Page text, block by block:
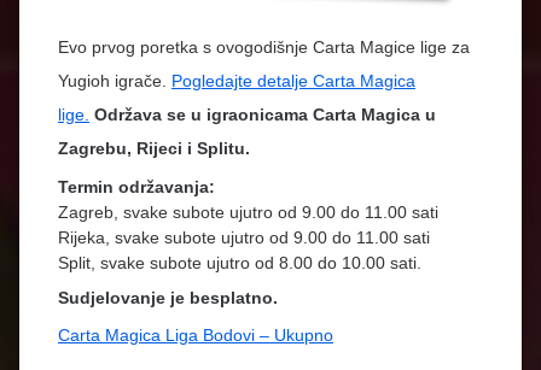
Evo prvog poretka s ovogodišnje Carta Magice lige za
Yugioh igrače. Pogledajte detalje Carta Magica
lige. Održava se u igraonicama Carta Magica u
Zagrebu, Rijeci i Splitu.
Termin održavanja:
Zagreb, svake subote ujutro od 9.00 do 11.00 sati
Rijeka, svake subote ujutro od 9.00 do 11.00 sati
Split, svake subote ujutro od 8.00 do 10.00 sati.
Sudjelovanje je besplatno.
Carta Magica Liga Bodovi – Ukupno